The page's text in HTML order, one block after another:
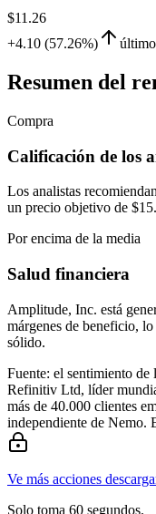
$11.26
+4.10 (57.26%)
Resumen del
Compra
Calificación de los
Los analistas
un precio objetivo de
Por encima de la media
Salud financiera
Amplitude, Inc. está
márgenes de beneficio,
sólido.
Fuente: el sentimiento de
Refinitiv Ltd, líder
más de 40.000 clientes
independiente de Nemo.
Ve más acciones
Solo toma 60 segundos.